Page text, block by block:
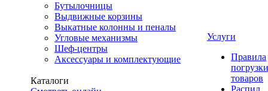
Бутылочницы
Выдвижные корзины
Выкатные колонны и пеналы
Угловые механизмы
Шеф-центры
Аксессуары и комплектующие
Каталоги
Услуги
Правила
погрузки
товаров
Распил